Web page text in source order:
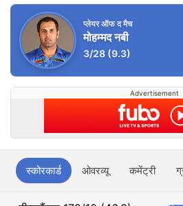
प्लेयर ऑफ द मैच
मोहम्मद नबी
3/28 (9.3)
Advertisement
स्कोरकार्ड ओवरव्यू कमेंट्री